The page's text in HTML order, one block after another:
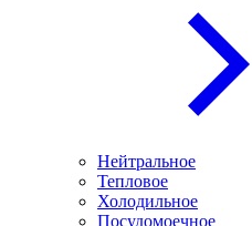
Нейтральное
Тепловое
Холодильное
Посудомоечное